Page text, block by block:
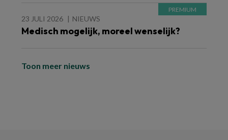
23 JULI 2026 NIEUWS
Medisch mogelijk, moreel wenselijk?
Toon meer nieuws